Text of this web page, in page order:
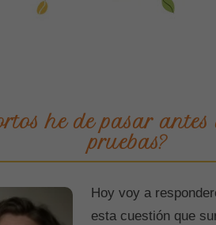
he de pasar
pruebas?
Hoy voy a
esta cuestión que